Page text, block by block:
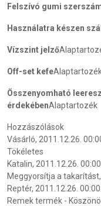
Felszívó gumi
Használatra készen
Vízszint jelző
Off-set kefe
Összenyomható
érdekébenAlaptartozék
Hozzászólások
Vásárló, 2011.12.26.
Tökéletes
Katalin, 2011.12.26.
Meggyorsítja a
Reptér, 2011.12.26.
Remek termék -